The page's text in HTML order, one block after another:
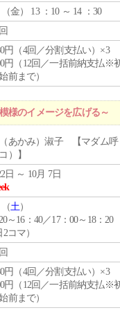
金） 13 ：10 ～ 14 ：30
円（4回／分割支払い）×3
円（12回／一括前納支払※
前まで）
様のイメージを広げる～
あかみ）淑子 【マダム呼
）】
日 ～ 10月 7日
土）
～16：40／17：00～18：20
2コマ）
円（4回／分割支払い）×3
円（12回／一括前納支払※
前まで）